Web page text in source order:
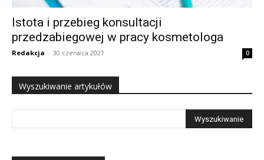
Istota i przebieg konsultacji
przedzabiegowej w pracy kosmetologa
Redakcja - 30 czerwca 2021 0
Wyszukiwanie artykułów